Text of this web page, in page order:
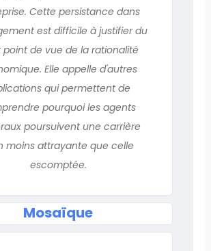
Cette persistance dans
est difficile à justifier du
point de vue de la rationalité
Elle appelle d'autres
qui permettent de
pourquoi les agents
poursuivent une carrière
moins attrayante que celle
escomptée.
Mosaïque